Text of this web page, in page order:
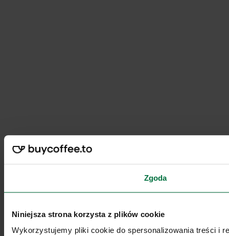
Zgoda
Niniejsza strona korzysta z plików cookie
Wykorzystujemy pliki cookie do spersonalizowania treści i